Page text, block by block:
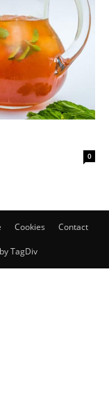
0
Cookies Contact
TagDiv